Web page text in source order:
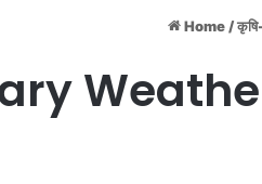
Home /